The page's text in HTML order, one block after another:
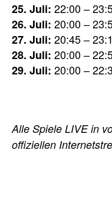
25. Juli: 22:00 –
26. Juli: 20:00 –
27. Juli: 20:45 –
28. Juli: 20:00 –
29. Juli: 20:00 –
Alle Spiele LIVE in
offiziellen